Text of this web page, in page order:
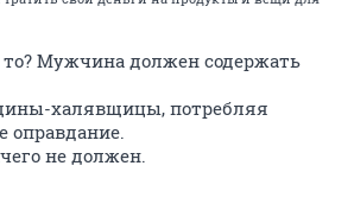
то? Мужчина должен содержать
халявщицы, потребляя
оправдание.
не должен.